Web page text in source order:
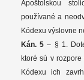
Apoštolskou
používané a
Kódexu výslovne
Kán. 5 – § 1.
ktoré sú v
Kódexu ich